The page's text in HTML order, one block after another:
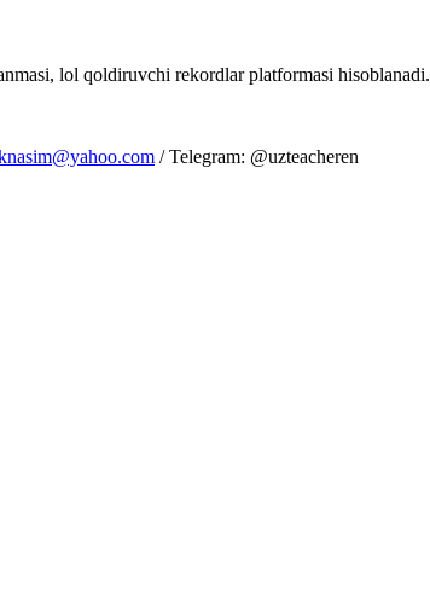
lol qoldiruvchi rekordlar platformasi hisoblanadi.
/ Telegram: @uzteacheren